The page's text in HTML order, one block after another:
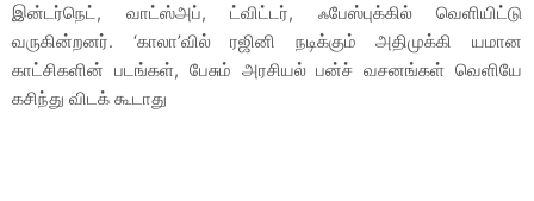
இன்டர்நெட், வாட்ஸ்அப், ட்விட்டர், ஃபேஸ்புக்கில் வெளியிட்டு
வருகின்றனர். ‘காலா’வில் ரஜினி நடிக்கும் அதிமுக்கி யமான
காட்சிகளின் படங்கள், பேசும் அரசியல் பன்ச் வசனங்கள் வெளியே
கசிந்து விடக் கூடாது